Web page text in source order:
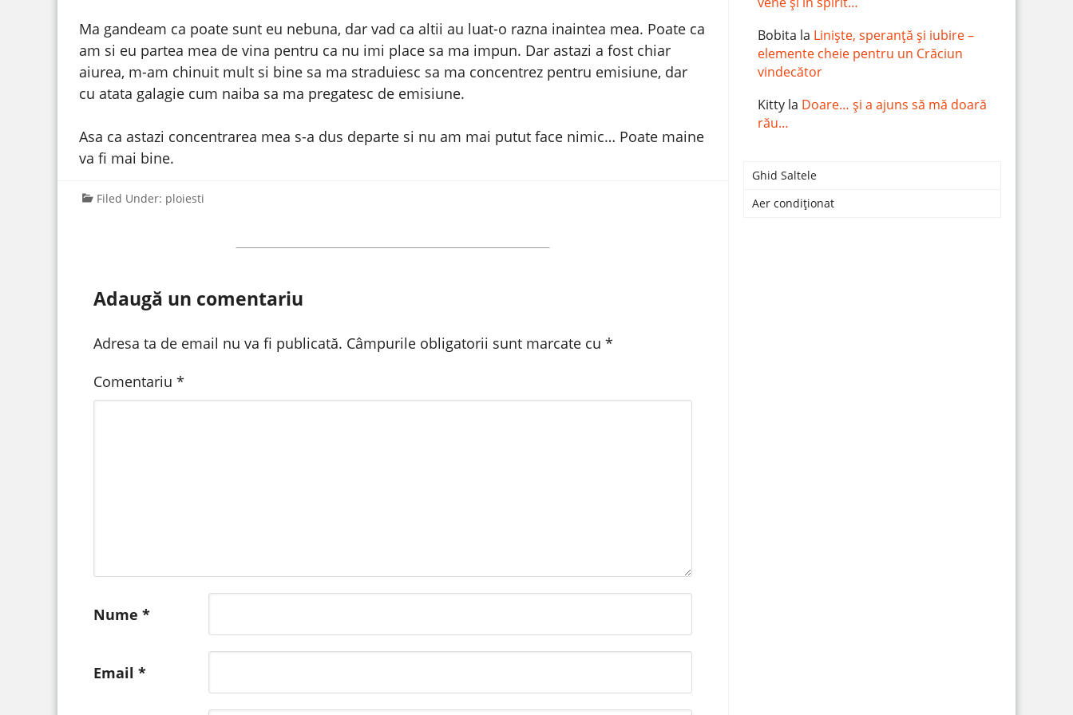
Ma gandeam ca poate sunt eu nebuna, dar vad ca altii au luat-o razna inaintea mea. Poate ca
am si eu partea mea de vina pentru ca nu imi place sa ma impun. Dar astazi a fost chiar
aiurea, m-am chinuit mult si bine sa ma straduiesc sa ma concentrez pentru emisiune, dar
cu atata galagie cum naiba sa ma pregatesc de emisiune.
Asa ca astazi concentrarea mea s-a dus departe si nu am mai putut face nimic… Poate maine
va fi mai bine.
Filed Under: ploiesti
Adaugă un comentariu
Adresa ta de email nu va fi publicată. Câmpurile obligatorii sunt marcate cu *
Comentariu *
Nume *
Email *
Bobita la Liniște, speranță și iubire –
elemente cheie pentru un Crăciun
vindecător
Kitty la Doare… și a ajuns să mă doară
rău…
Ghid Saltele
Aer condiționat